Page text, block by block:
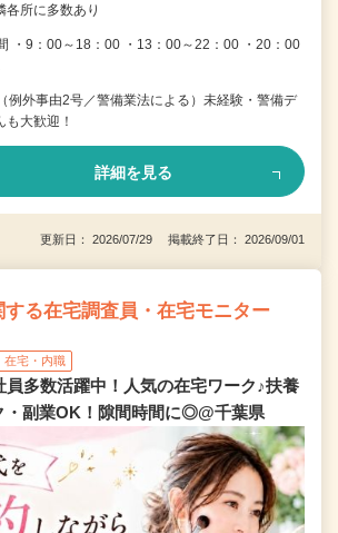
各所に多数あり
・9：00～18：00 ・13：00～22：00 ・20：00
例外事由2号／警備業法による）未経験・警備デ
も大歓迎！
詳細を見る
更新日： 2026/07/29 掲載終了日： 2026/09/01
る在宅調査員・在宅モニター
在宅・内職
員多数活躍中！人気の在宅ワーク♪扶養
・副業OK！隙間時間に◎@千葉県